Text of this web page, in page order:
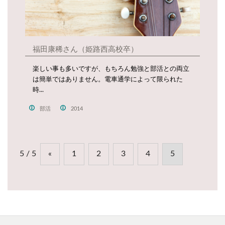
福田康稀さん（姫路西高校卒）
楽しい事も多いですが、もちろん勉強と部活との両立
は簡単ではありません。電車通学によって限られた
時...
部活 2014
5 / 5 « 1 2 3 4 5